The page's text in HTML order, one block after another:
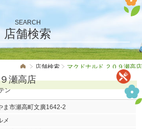
SEARCH
店舗検索
店舗検索 マクドナルド ２０９瀬高店
瀬高店
ン
ま市瀬高町文廣1642-2
メ